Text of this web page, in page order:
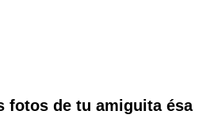
fotos de tu amiguita ésa